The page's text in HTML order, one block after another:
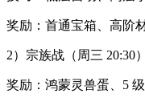
奖励：首通宝箱、高阶
2）宗族战（周三 20:30）
奖励：鸿蒙灵兽蛋、5